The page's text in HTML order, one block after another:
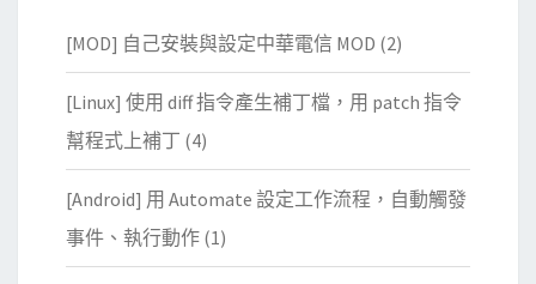
[MOD] 自己安裝與設定中華電信 MOD (2)
[Linux] 使用 diff 指令產生補丁檔，用 patch 指令
幫程式上補丁 (4)
[Android] 用 Automate 設定工作流程，自動觸發
事件、執行動作 (1)